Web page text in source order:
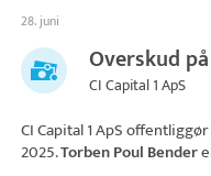
28. juni
Overskud
CI Capital 1 ApS
CI Capital 1 ApSoffentliggør
2025.Torben Poul Bender